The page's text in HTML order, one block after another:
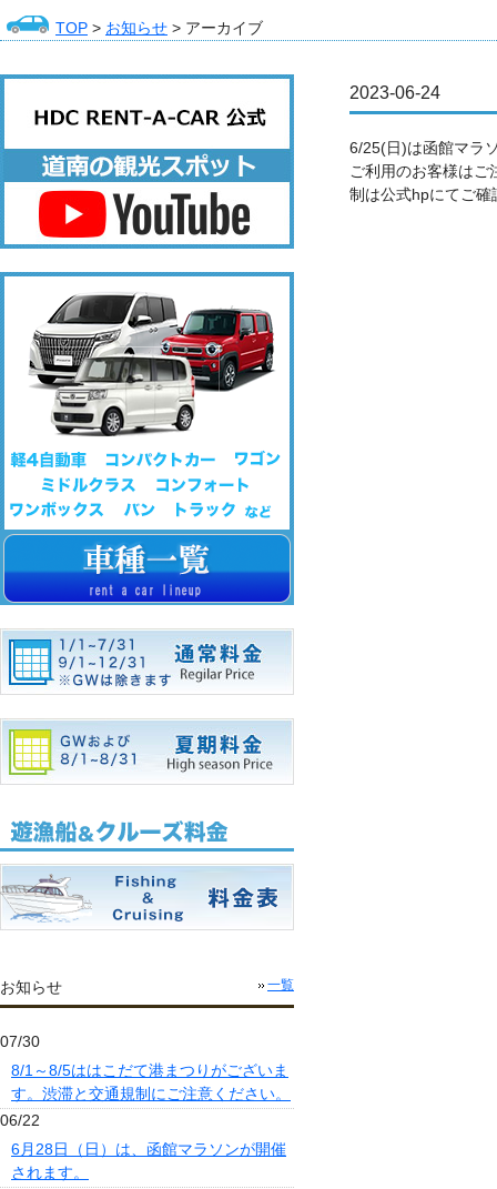
TOP > お知らせ > アーカイブ
2023-06-24
6/25(日)は函館マラ
ご利用のお客様は
制は公式hpにてご
お知らせ 一覧
07/30
8/1～8/5ははこだて港まつりがございま
す。渋滞と交通規制にご注意ください。
06/22
6月28日（日）は、函館マラソンが開催
されます。